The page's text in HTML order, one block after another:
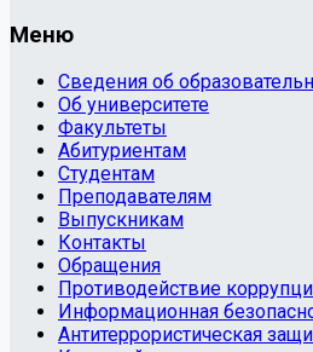
Меню
Сведения об
Об университете
Факультеты
Абитуриентам
Студентам
Преподавателям
Выпускникам
Контакты
Обращения
Противодействие
Информационная
Антитеррористическая